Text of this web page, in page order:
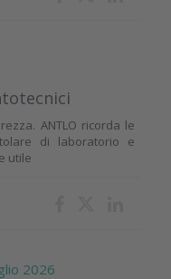
ANTLO ricorda le
di laboratorio e
utile
2026